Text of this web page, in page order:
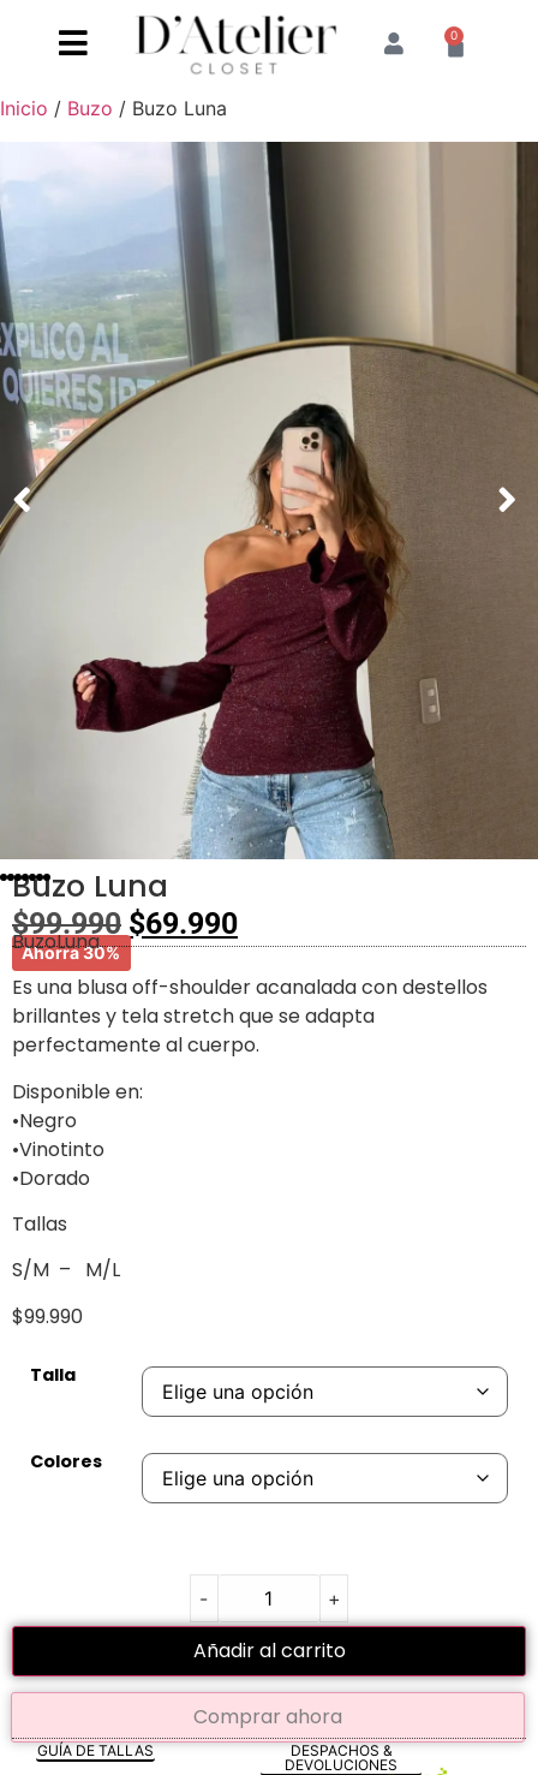
0
Inicio / Buzo / Buzo Luna
Buzo Luna
$99.990 $69.990
Ahorra 30%
BuzoLuna
Es una blusa off-shoulder acanalada con destellos
brillantes y tela stretch que se adapta
perfectamente al cuerpo.
Disponible en:
•Negro
•Vinotinto
•Dorado
Tallas
S/M – M/L
$99.990
Talla
Colores
- +
Añadir al carrito
Comprar ahora
GUÍA DE TALLAS
DESPACHOS &
DEVOLUCIONES